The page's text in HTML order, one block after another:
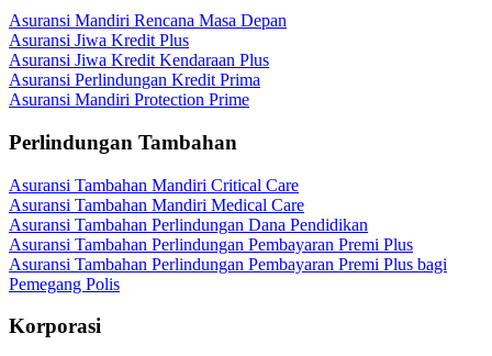
Asuransi Mandiri Rencana Masa Depan
Asuransi Jiwa Kredit Plus
Asuransi Jiwa Kredit Kendaraan Plus
Asuransi Perlindungan Kredit Prima
Asuransi Mandiri Protection Prime
Perlindungan Tambahan
Asuransi Tambahan Mandiri Critical Care
Asuransi Tambahan Mandiri Medical Care
Asuransi Tambahan Perlindungan Dana Pendidikan
Asuransi Tambahan Perlindungan Pembayaran Premi Plus
Asuransi Tambahan Perlindungan Pembayaran Premi Plus bagi
Pemegang Polis
Korporasi